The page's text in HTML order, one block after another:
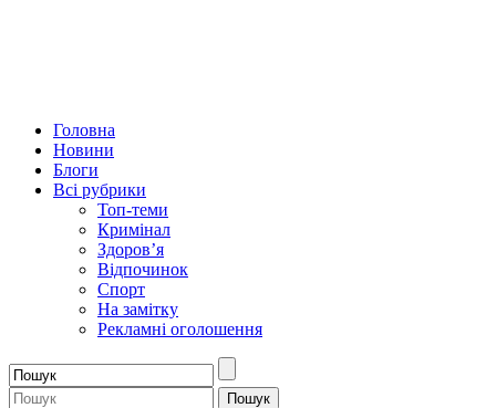
Головна
Новини
Блоги
Всі рубрики
Топ-теми
Кримінал
Здоров’я
Відпочинок
Спорт
На замітку
Рекламні оголошення